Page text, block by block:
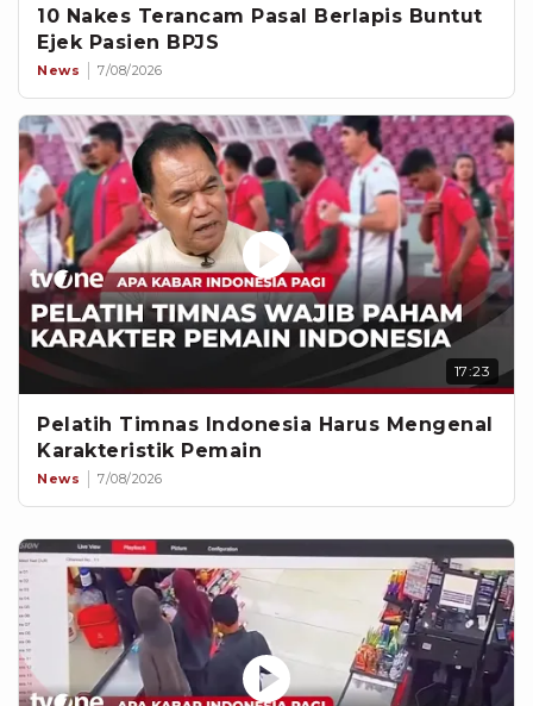
10 Nakes Terancam Pasal Berlapis Buntut
Ejek Pasien BPJS
News 7/08/2026
17:23
Pelatih Timnas Indonesia Harus Mengenal
Karakteristik Pemain
News 7/08/2026